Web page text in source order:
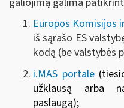
Europos Komisijos
iš sąrašo ES
kodą (be valstybės
i.MAS portale(
užklausą arba
paslaugą);